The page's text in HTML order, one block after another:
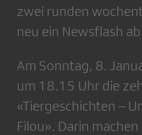
zwei runden
neu ein Newsflash ab.
Am Sonntag, 8.
um 18.15 Uhr die
«Tiergeschichten –
Filou». Darin